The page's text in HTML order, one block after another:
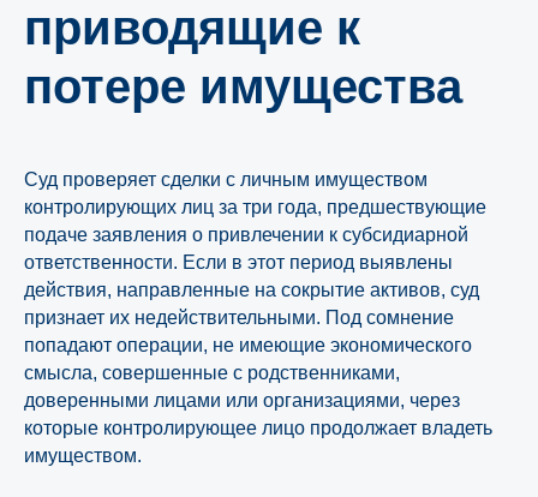
приводящие к
потере имущества
Суд проверяет сделки с личным имуществом
контролирующих лиц за три года, предшествующие
подаче заявления о привлечении к субсидиарной
ответственности. Если в этот период выявлены
действия, направленные на сокрытие активов, суд
признает их недействительными. Под сомнение
попадают операции, не имеющие экономического
смысла, совершенные с родственниками,
доверенными лицами или организациями, через
которые контролирующее лицо продолжает владеть
имуществом.